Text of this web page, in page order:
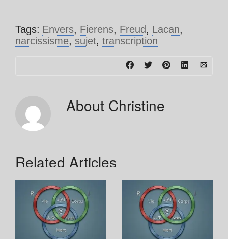
Tags: Envers, Fierens, Freud, Lacan,
narcissisme, sujet, transcription
About Christine
Related Articles